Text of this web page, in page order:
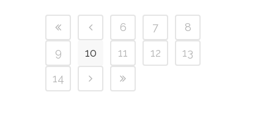
6 7
8
9
10 11 12
13
14